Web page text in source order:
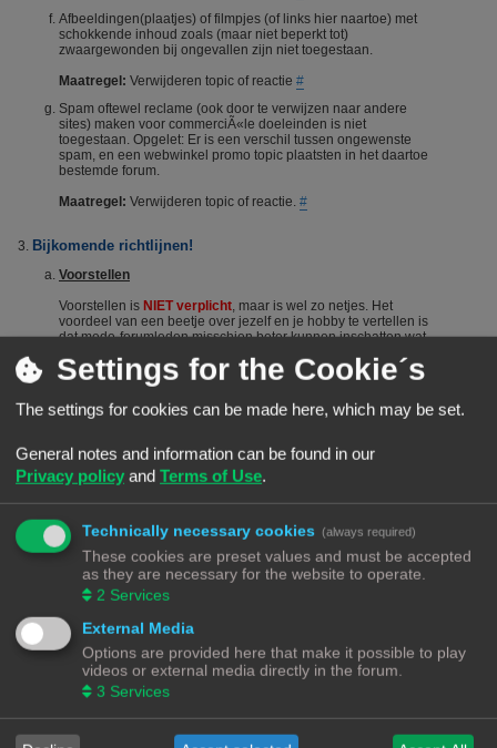
Afbeeldingen(plaatjes) of filmpjes (of links hier naartoe) met
schokkende inhoud zoals (maar niet beperkt tot)
zwaargewonden bij ongevallen zijn niet toegestaan.
Maatregel: Verwijderen topic of reactie #
Spam oftewel reclame (ook door te verwijzen naar andere
sites) maken voor commerciÃ«le doeleinden is niet
toegestaan. Opgelet: Er is een verschil tussen ongewenste
spam, en een webwinkel promo topic plaatsten in het daartoe
bestemde forum.
Maatregel: Verwijderen topic of reactie. #
Bijkomende richtlijnen!
Voorstellen
Voorstellen is NIET verplicht , maar is wel zo netjes. Het
voordeel van een beetje over jezelf en je hobby te vertellen is
dat mede-forumleden misschien beter kunnen inschatten wat
Het voorstellen wordt dus vanuit het Forumteam wel
gestimuleerd maar niet verplicht. Echter, het is niet toegestaan
zich voor te stellen. Berichten die suggereren dat iemand zich
overtreden van deze regel kan een (tijdelijke) ban het gevolg
zijn.#
De zoekfunctie
Voordat je een vraag stelt: Het wordt aangeraden om het forum
te raadplegen via de zoekfunctie. Veel vragen zijn al vaker
gesteld op dit forum. De kans is groot dat je via de zoekfunctie
een antwoord vindt. Het laat ook zien dat je zelf ook actie
onderneemt en niet alleen maar een vraag stelt en gaat zitten
afwachten wie je het correcte antwoord geeft.
Een vraag stellen
Vragen stellen is 1 van de meeste gebruikte acties op een
forum. Echter is het bij een hobby als 3Dprinten ook van
belang dat de vragensteller naast het duidelijk formuleren van
zijn/haar vraag, ook aangeeft wat hij/zij zelf al heeft gedaan,
heeft opgezocht of heeft geconstateerd. Het wordt erg
gewaardeerd als je zelf meedenkt.#
Settings for the Cookie´s
The settings for cookies can be made here, which may be set.
General notes and information can be found in our
Privacy policy and Terms of Use.
Technically necessary cookies (always required)
These cookies are preset values and must be accepted
as they are necessary for the website to operate.
2 Services
External Media
Options are provided here that make it possible to play
videos or external media directly in the forum.
3 Services